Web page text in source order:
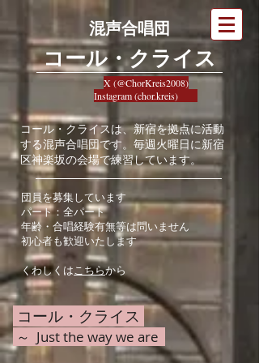
混声合唱団
​コール・クライス
X (@ChorKreis2008)
Instagram (chor.kreis)
コール・クライスは、新宿を拠点に活動
する混声合唱団です。毎週火曜日に新宿
区神楽坂の会場で練習しています。
団員を募集しています
​パート：全パート
​年齢・合唱経験有無等は問いません
初心者も歓迎いたします
​くわしくはこちらから
コール・クライス
～ Just the way we are